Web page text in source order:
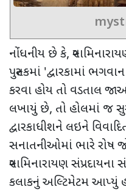
નોંધનીય છે કે,
પુસ્તકમાં 'દ્વારકામાં
કરવા હોય તો વડતાલ
લખાયું છે, તો હોલમાં જ
દ્વારકાધીશને લઇને
સનાતનીઓમાં ભારે રોષ
સ્વામિનારાયણ સંપ્રદાયના
કલાકનું અલ્ટિમેટમ આપ્યું